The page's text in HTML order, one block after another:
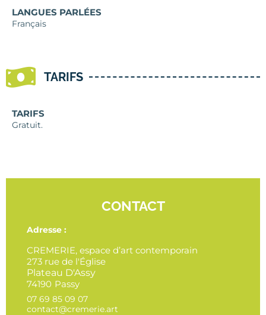
CONTACT
Adresse :
CREMERIE, espace d’art contemporain
273 rue de l'Église
Plateau D'Assy
74190 Passy
07 69 85 09 07
contact@cremerie.art
LANGUES PARLÉES
Français
TARIFS
TARIFS
Gratuit.